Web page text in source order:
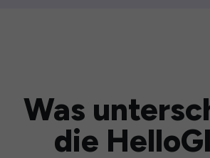
Was
die